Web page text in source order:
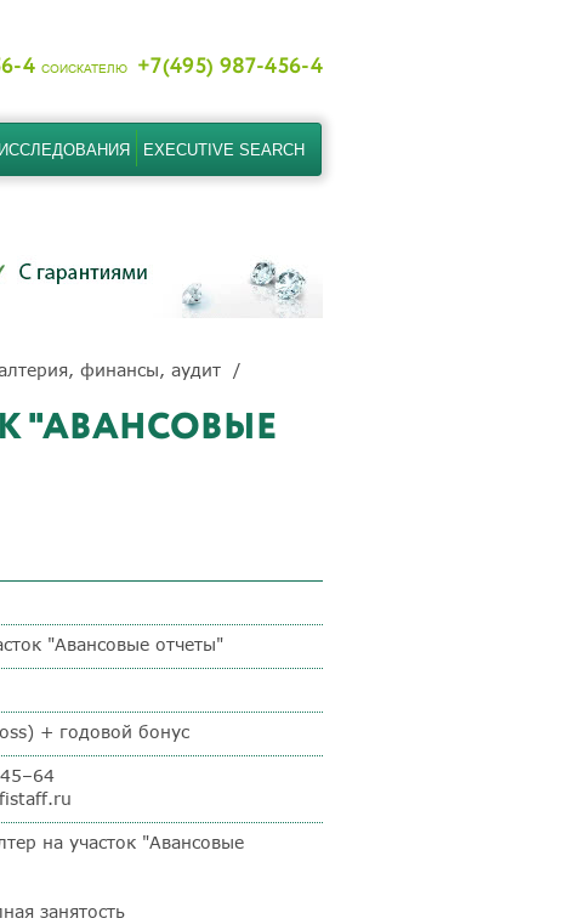
4 СОИСКАТЕЛЮ +7(495) 987-456-4
ИССЛЕДОВАНИЯ EXECUTIVE SEARCH
финансы, аудит
"АВАНСОВЫЕ
"Авансовые отчеты"
+ годовой бонус
на участок "Авансовые
занятость